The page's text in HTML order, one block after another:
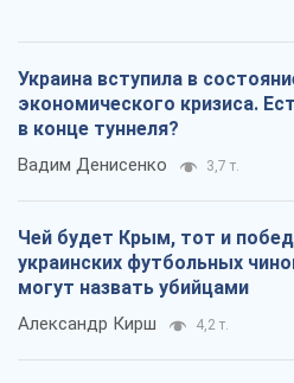
Украина вступила в
экономического кризиса.
в конце туннеля?
Вадим Денисенко 3,7 т.
Чей будет Крым, тот и
украинских футбольных
могут назвать убийцами
Александр Кирш 4,2 т.